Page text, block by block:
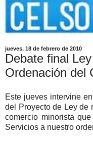
jueves, 18 de febrero de 2010
Debate final
Ordenación del
Este jueves intervine
del Proyecto de Ley de
comercio minorista
Servicios a nuestro